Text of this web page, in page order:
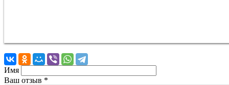
Имя
Ваш отзыв *